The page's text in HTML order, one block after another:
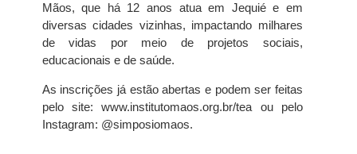
Mãos, que há 12 anos atua em Jequié e em
diversas cidades vizinhas, impactando milhares
de vidas por meio de projetos sociais,
educacionais e de saúde.
As inscrições já estão abertas e podem ser feitas
pelo site: www.institutomaos.org.br/tea ou pelo
Instagram: @simposiomaos.